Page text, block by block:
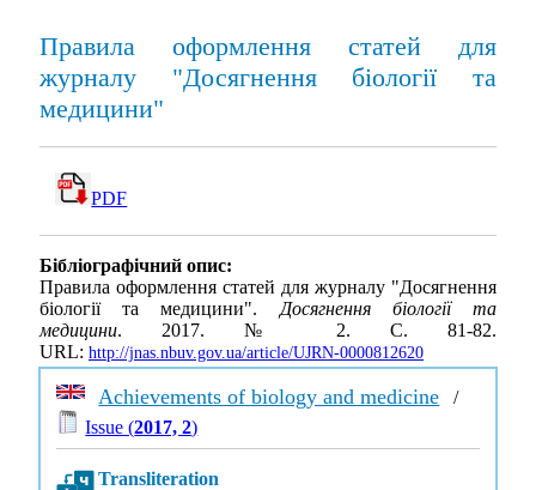
Правила оформлення статей для
журналу "Досягнення біології та
медицини"
PDF
Бібліографічний опис:
Правила оформлення статей для журналу "Досягнення
біології та медицини".Досягнення біології та
медицини. 2017. № 2. С. 81-82.
URL: http://jnas.nbuv.gov.ua/article/UJRN-0000812620
Achievements of biology and medicine /
Issue (2017, 2)
Transliteration